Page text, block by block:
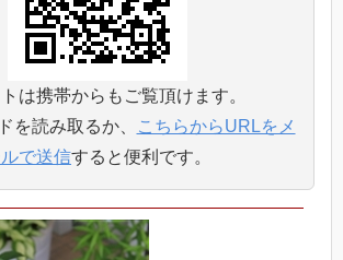
は携帯からもご覧頂けます。
を読み取るか、
こちらからURLをメ
で送信すると便利です。